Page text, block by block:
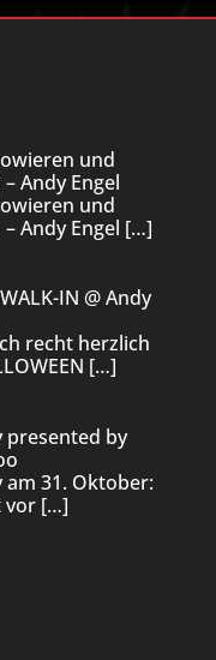
und
Andy Engel
und
Andy Engel […]
IN @ Andy
recht herzlich
[…]
presented by
31. Oktober:
vor […]